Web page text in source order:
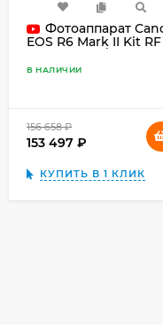
Фотоаппарат
EOS R6 Mark II Kit RF
STM
В НАЛИЧИИ
156 658
153 497
КУПИТЬ В 1 КЛИК